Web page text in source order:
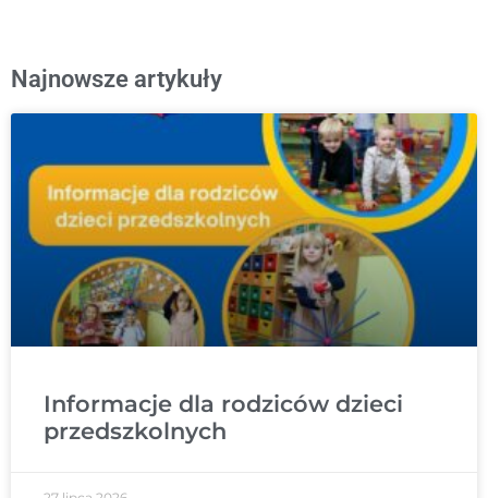
Najnowsze artykuły
Informacje dla rodziców dzieci
przedszkolnych